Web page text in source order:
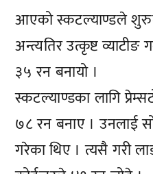
आएको स्कटल्याण्डले
अन्त्यतिर उत्कृष्ट
३५ रन बनायो ।
स्कटल्याण्डका लागि
७८ रन बनाए । उनलाई
गरेका थिए । त्यसै गरी